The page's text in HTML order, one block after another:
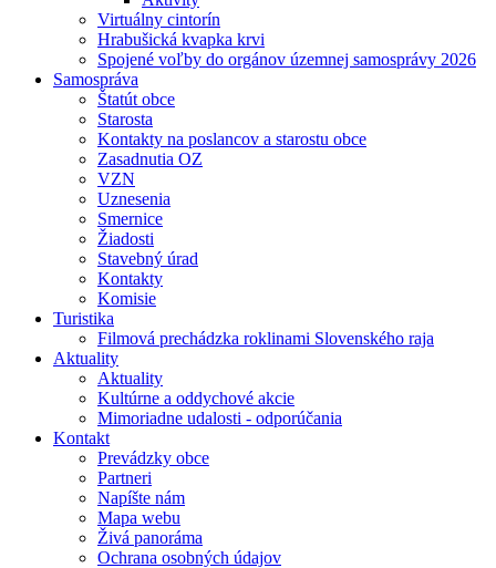
Virtuálny cintorín
Hrabušická kvapka krvi
Spojené voľby do orgánov územnej samosprávy 2026
Samospráva
Štatút obce
Starosta
Kontakty na poslancov a starostu obce
Zasadnutia OZ
VZN
Uznesenia
Smernice
Žiadosti
Stavebný úrad
Kontakty
Komisie
Turistika
Filmová prechádzka roklinami Slovenského raja
Aktuality
Aktuality
Kultúrne a oddychové akcie
Mimoriadne udalosti - odporúčania
Kontakt
Prevádzky obce
Partneri
Napíšte nám
Mapa webu
Živá panoráma
Ochrana osobných údajov